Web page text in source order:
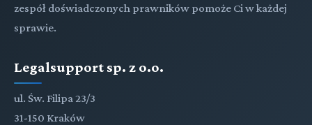
zespół doświadczonych prawników pomoże Ci w każdej
sprawie.
Legalsupport sp. z o.o.
ul. Św. Filipa 23/3
31-150 Kraków